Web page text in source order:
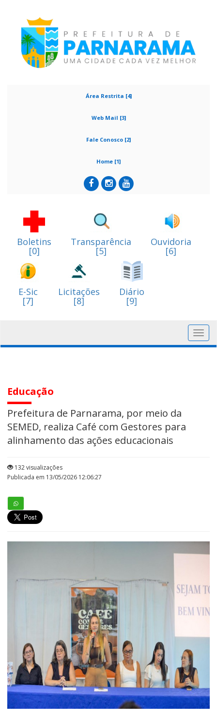
Área Restrita [4]
Web Mail [3]
Fale Conosco [2]
Home [1]
Boletins
[0]
Transparência
[5]
Ouvidoria
[6]
E-Sic
[7]
Licitações
[8]
Diário
[9]
Educação
Prefeitura de Parnarama, por meio da
SEMED, realiza Café com Gestores para
alinhamento das ações educacionais
132 visualizações
Publicada em 13/05/2026 12:06:27